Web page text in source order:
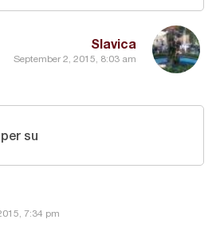
Slavica
September 2, 2015, 8:03 am
7:34 pm
su